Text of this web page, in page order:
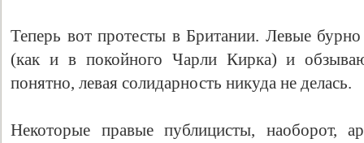
Теперь вот протесты в Британии. Левые
(как и в покойного Чарли Кирка) и
понятно, левая солидарность никуда не делась.
Некоторые правые публицисты, наоборот,